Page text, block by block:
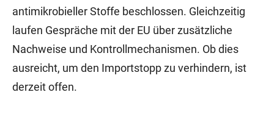
antimikrobieller Stoffe beschlossen. Gleichzeitig
laufen Gespräche mit der EU über zusätzliche
Nachweise und Kontrollmechanismen. Ob dies
ausreicht, um den Importstopp zu verhindern, ist
derzeit offen.